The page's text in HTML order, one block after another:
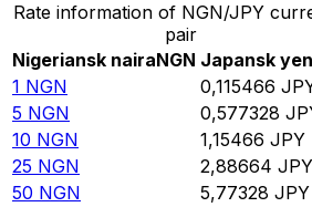
Rate information of NGN/JPY
pair
Nigeriansk nairaNGN Japansk yen
1 NGN 0,115466
5 NGN 0,577328
10 NGN 1,15466 JPY
25 NGN 2,88664 JPY
50 NGN 5,77328 JPY